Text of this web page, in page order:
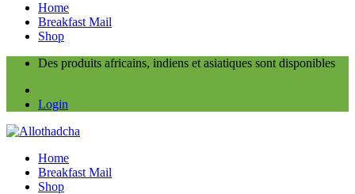
Home
Breakfast Mail
Shop
Des produits africains, indiens et asiatiques sont disponibles
Login
Home
Breakfast Mail
Shop